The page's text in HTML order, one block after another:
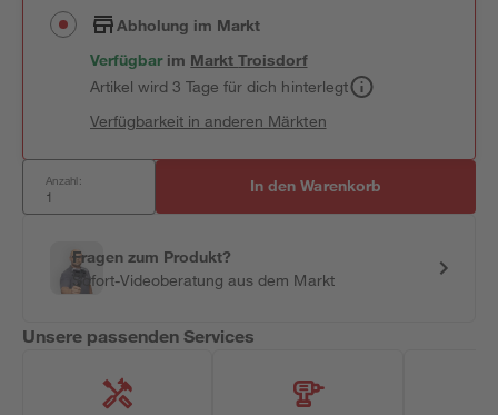
Abholung im Markt
Verfügbar im MarktTroisdorf
Artikel wird 3 Tage für dich hinterlegt
Verfügbarkeit in anderen Märkten
Anzahl: In den Warenkorb
Fragen zum Produkt?
Sofort-Videoberatung aus dem Markt
Unsere passenden Services